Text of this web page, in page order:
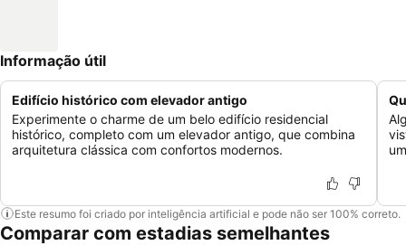
Informação útil
Edifício histórico com elevador antigo
Experimente o charme de um belo edifício residencial
histórico, completo com um elevador antigo, que combina
arquitetura clássica com confortos modernos.
Este resumo foi criado por inteligência artificial e pode não ser 100% correto.
Comparar com estadias semelhantes